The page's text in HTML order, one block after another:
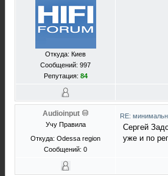
Откуда: Киев
Сообщений: 997
Репутация: 84
Audioinput
Учу Правила
Откуда: Odessa region
Сообщений: 0
RE:
Сергей
уже и по